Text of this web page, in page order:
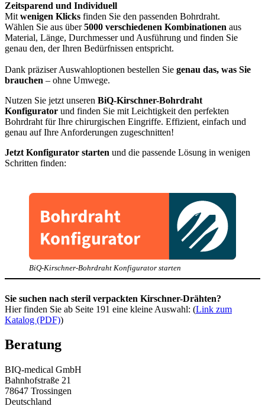
Zeitsparend und Individuell
Mit wenigen Klicks finden Sie den passenden Bohrdraht.
Wählen Sie aus über5000 verschiedenen Kombinationen aus
Material, Länge, Durchmesser und Ausführung und finden Sie
genau den, der Ihren Bedürfnissen entspricht.
Dank präziser Auswahloptionen bestellen Sie genau das, was Sie
brauchen – ohne Umwege.
Nutzen Sie jetzt unseren BiQ-Kirschner-Bohrdraht
Konfigurator und finden Sie mit Leichtigkeit den perfekten
Bohrdraht für Ihre chirurgischen Eingriffe. Effizient, einfach und
genau auf Ihre Anforderungen zugeschnitten!
Jetzt Konfigurator starten und die passende Lösung in wenigen
Schritten finden:
BiQ-Kirschner-Bohrdraht Konfigurator starten
Sie suchen nach steril verpackten Kirschner-Drähten?
Hier finden Sie ab Seite 191 eine kleine Auswahl: (Link zum
Katalog (PDF))
Beratung
BIQ-medical GmbH
Bahnhofstraße 21
78647 Trossingen
Deutschland